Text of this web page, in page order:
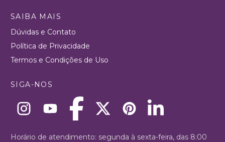
SAIBA MAIS
Dúvidas e Contato
Política de Privacidade
Termos e Condições de Uso
SIGA-NOS
Horário de atendimento: segunda à sexta-feira, das 8:00